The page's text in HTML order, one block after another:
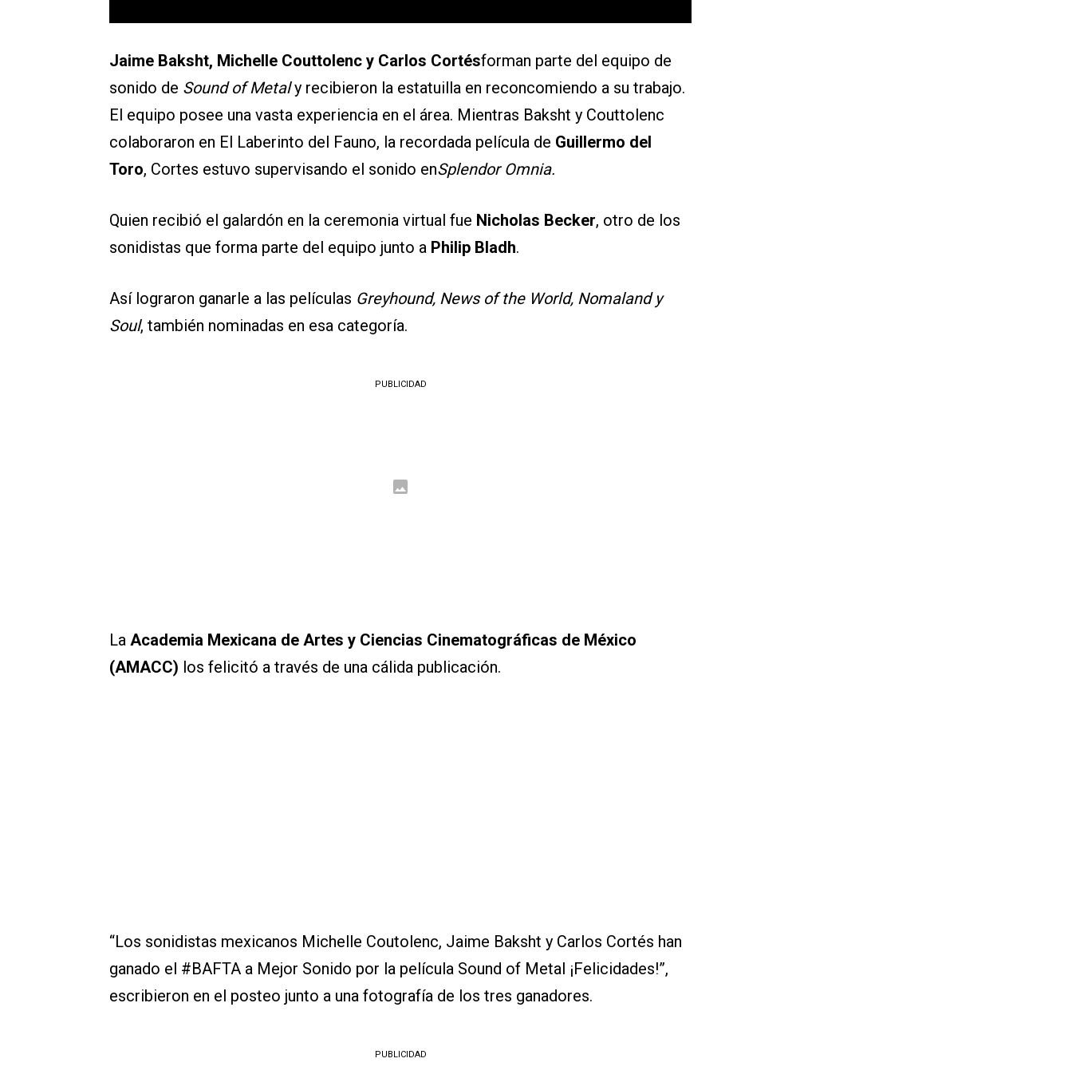
Jaime Baksht, Michelle Couttolenc y Carlos Cortésforman parte del equipo de
sonido de Sound of Metaly recibieron la estatuilla en reconcomiendo a su trabajo.
El equipo posee una vasta experiencia en el área. Mientras Baksht y Couttolenc
colaboraron en El Laberinto del Fauno, la recordada película de Guillermo del
Toro, Cortes estuvo supervisando el sonido enSplendor Omnia.
Quien recibió el galardón en la ceremonia virtual fue Nicholas Becker, otro de los
sonidistas que forma parte del equipo junto a Philip Bladh.
Así lograron ganarle a las películas Greyhound, News of the World, Nomaland y
Soul, también nominadas en esa categoría.
PUBLICIDAD
La Academia Mexicana de Artes y Ciencias Cinematográficas de México
(AMACC) los felicitó a través de una cálida publicación.
“Los sonidistas mexicanos Michelle Coutolenc, Jaime Baksht y Carlos Cortés han
ganado el #BAFTA a Mejor Sonido por la película Sound of Metal ¡Felicidades!”,
escribieron en el posteo junto a una fotografía de los tres ganadores.
PUBLICIDAD